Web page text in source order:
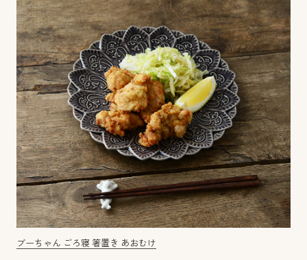
ブーちゃん ごろ寝 箸置き あおむけ